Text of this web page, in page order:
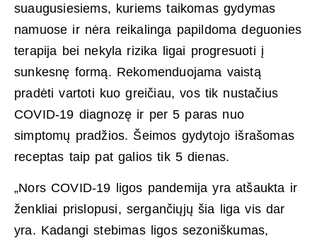
suaugusiesiems, kuriems taikomas gydymas
namuose ir nėra reikalinga papildoma deguonies
terapija bei nekyla rizika ligai progresuoti į
sunkesnę formą. Rekomenduojama vaistą
pradėti vartoti kuo greičiau, vos tik nustačius
COVID-19 diagnozę ir per 5 paras nuo
simptomų pradžios. Šeimos gydytojo išrašomas
receptas taip pat galios tik 5 dienas.
„Nors COVID-19 ligos pandemija yra atšaukta ir
ženkliai prislopusi, sergančiųjų šia liga vis dar
yra. Kadangi stebimas ligos sezoniškumas,